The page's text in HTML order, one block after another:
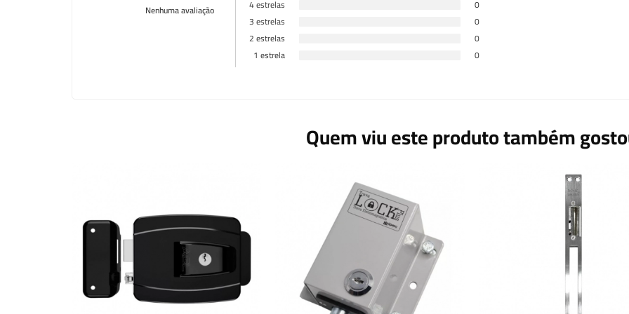
Nenhuma avaliação 4 estrelas
0
3 estrelas
0
2 estrelas
0
1 estrela
0
Quem viu este produto também